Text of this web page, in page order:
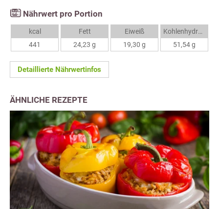
Nährwert pro Portion
kcal
441
Fett
24,23 g
Eiweiß
19,30 g
Kohlenhydrate
51,54 g
Detaillierte Nährwertinfos
ÄHNLICHE REZEPTE